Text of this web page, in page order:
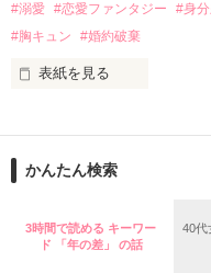
「…は？」
リリィ・ロゼッタ侯爵令嬢
透き通るほど白い肌と華
#溺愛 #恋愛ファンタジー #身
#胸キュン
#婚約破棄
表紙を見る
目が覚めたら、自分の隣
朝の鍛錬が迫っていて置
鍛錬後の業務中に遭遇、
かんたん検索
3時間で読める キーワー
ド 「年の差」 の話
40代